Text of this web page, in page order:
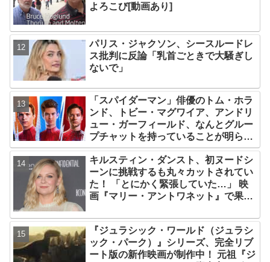
よろこび[動画あり]
パリス・ジャクソン、シースルードレ
ス批判に反論「乳首ごときで大騒ぎし
ないで」
「スパイダーマン」俳優のトム・ホラ
ンド、トビー・マグワイア、アンドリ
ュー・ガーフィールド、なんとグルー
プチャットを持っていることが明らか
に！ 彼らが話している内容とは・・？
キルスティン・ダンスト、初ヌードシ
ーンに挑戦するも丸々カットされてい
た！ 「とにかく緊張していた…」 映
画『マリー・アントワネット』で果敢
『ジュラシック・ワールド（ジュラシ
ック・パーク）』シリーズ、完全リブ
ート版の新作映画が制作中！ 元祖『ジ